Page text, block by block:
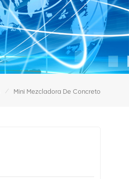
/ Mini Mezcladora De Concreto